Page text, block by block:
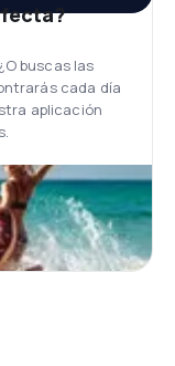
buscas las
cada día
aplicación